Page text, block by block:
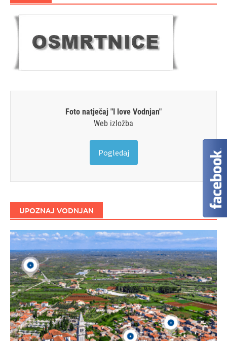
Foto natječaj "I love Vodnjan"
Web izložba
Pogledaj
UPOZNAJ VODNJAN